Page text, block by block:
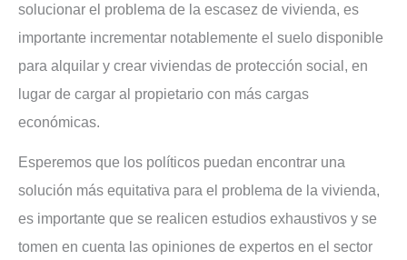
solucionar el problema de la escasez de vivienda, es
importante incrementar notablemente el suelo disponible
para alquilar y crear viviendas de protección social, en
lugar de cargar al propietario con más cargas
económicas.
Esperemos que los políticos puedan encontrar una
solución más equitativa para el problema de la vivienda,
es importante que se realicen estudios exhaustivos y se
tomen en cuenta las opiniones de expertos en el sector